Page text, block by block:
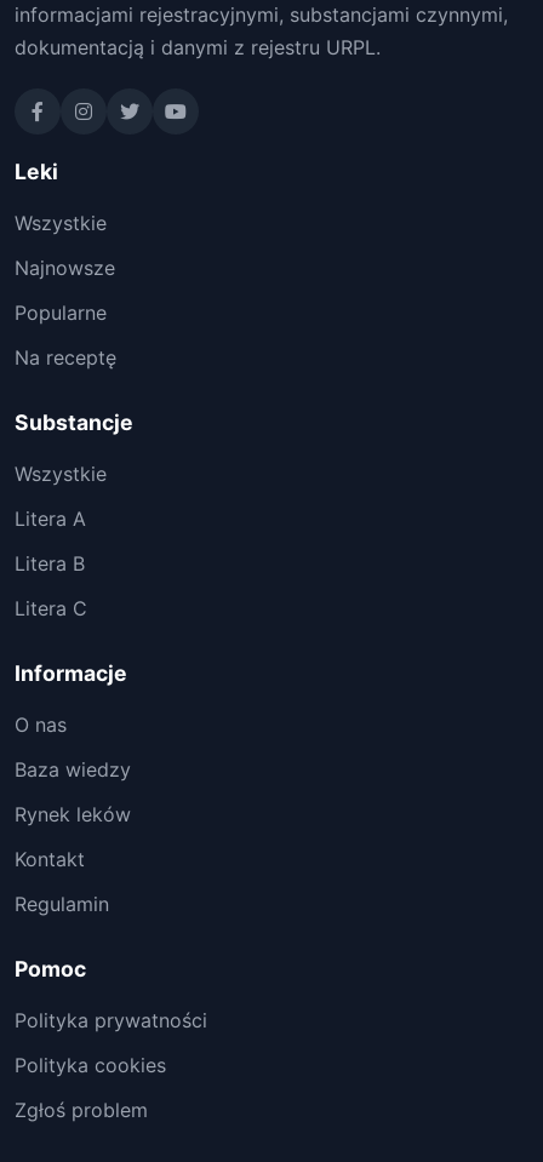
informacjami rejestracyjnymi, substancjami czynnymi,
dokumentacją i danymi z rejestru URPL.
Leki
Wszystkie
Najnowsze
Popularne
Na receptę
Substancje
Wszystkie
Litera A
Litera B
Litera C
Informacje
O nas
Baza wiedzy
Rynek leków
Kontakt
Regulamin
Pomoc
Polityka prywatności
Polityka cookies
Zgłoś problem